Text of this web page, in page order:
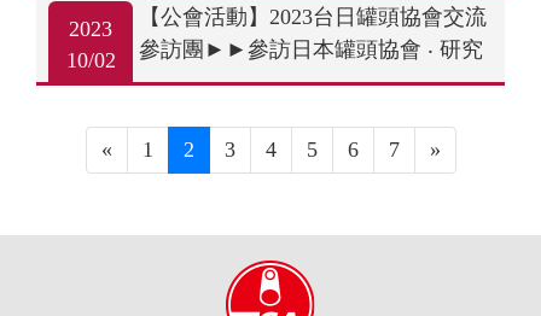
2023
10/02
【公會活動】2023台日罐頭協會交流
參訪團►►參訪日本罐頭協會 ‧ 研究
所
« 1 2 3 4 5 6 7 »